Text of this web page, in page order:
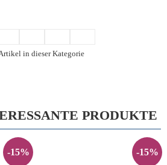
in dieser Kategorie
PRODUKTE
-15% -15%